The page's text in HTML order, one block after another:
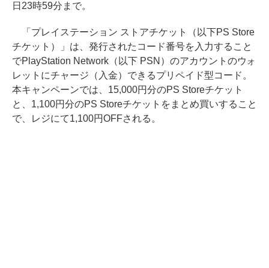
日23時59分まで。
「プレイステーション ストアチケット（以下PS Store
チケット）」は、発行されたコード番号を入力すること
でPlayStation Network（以下 PSN）のアカウントのウォ
レットにチャージ（入金）できるプリペイド型コード。
本キャンペーンでは、15,000円分のPS Storeチケット
と、1,100円分のPS Storeチケットをまとめ買いすること
で、レジにて1,100円OFFされる。